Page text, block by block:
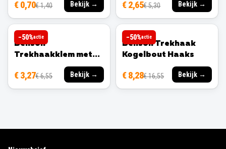
€ 0,70€ 1,40 Bekijk → € 2,65€ 5,30 Bekijk →
−50%actie
BENSON
Benson
Trekhaakklem met
€ 3,27€ 6,55 Bekijk →
−50%actie
BENSON
Benson Trekhaak
Kogelbout Haaks
€ 8,28€ 16,55 Bekijk →